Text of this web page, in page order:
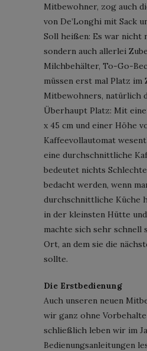
Mitbewohner, zog auch
von De’Longhi mit Sack
Soll heißen: Es war nicht
sondern auch allerlei
Milchbehälter, To-Go-
müssen erst mal Platz im
Mitbewohners, natürlich
Überhaupt Platz: Mit
x 45 cm und einer Höhe
Kaffeevollautomat
eine durchschnittliche
bedeutet nichts
bedacht werden, wenn
durchschnittliche Küche
in der kleinsten Hütte
machte sich sehr schnell
Ort, an dem sie die
sollte.
Die Erstbedienung
Auch unseren neuen
wir ganz ohne
schließlich leben wir im
Bedienungsanleitungen